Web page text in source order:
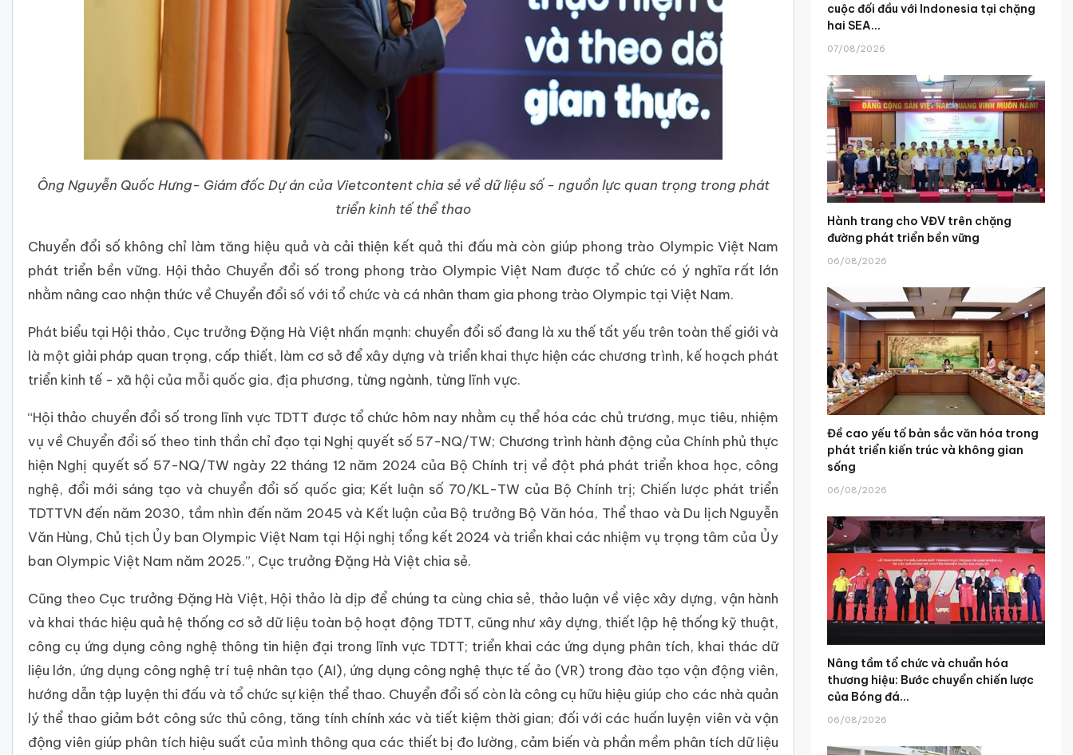
Ông Nguyễn Quốc Hưng- Giám đốc Dự án của Vietcontent chia sẻ về dữ liệu số - nguồn lực quan trọng trong phát
triển kinh tế thể thao
Chuyển đổi số không chỉ làm tăng hiệu quả và cải thiện kết quả thi đấu mà còn giúp phong trào Olympic Việt Nam
phát triển bền vững. Hội thảo Chuyển đổi số trong phong trào Olympic Việt Nam được tổ chức có ý nghĩa rất lớn
nhằm nâng cao nhận thức về Chuyển đổi số với tổ chức và cá nhân tham gia phong trào Olympic tại Việt Nam.
Phát biểu tại Hội thảo, Cục trưởng Đặng Hà Việt nhấn mạnh: chuyển đổi số đang là xu thế tất yếu trên toàn thế giới và
là một giải pháp quan trọng, cấp thiết, làm cơ sở để xây dựng và triển khai thực hiện các chương trình, kế hoạch phát
triển kinh tế - xã hội của mỗi quốc gia, địa phương, từng ngành, từng lĩnh vực.
“Hội thảo chuyển đổi số trong lĩnh vực TDTT được tổ chức hôm nay nhằm cụ thể hóa các chủ trương, mục tiêu, nhiệm
vụ về Chuyển đổi số theo tinh thần chỉ đạo tại Nghị quyết số 57-NQ/TW; Chương trình hành động của Chính phủ thực
hiện Nghị quyết số 57-NQ/TW ngày 22 tháng 12 năm 2024 của Bộ Chính trị về đột phá phát triển khoa học, công
nghệ, đổi mới sáng tạo và chuyển đổi số quốc gia; Kết luận số 70/KL-TW của Bộ Chính trị; Chiến lược phát triển
TDTTVN đến năm 2030, tầm nhìn đến năm 2045 và Kết luận của Bộ trưởng Bộ Văn hóa, Thể thao và Du lịch Nguyễn
Văn Hùng, Chủ tịch Ủy ban Olympic Việt Nam tại Hội nghị tổng kết 2024 và triển khai các nhiệm vụ trọng tâm của Ủy
ban Olympic Việt Nam năm 2025.”, Cục trưởng Đặng Hà Việt chia sẻ.
Cũng theo Cục trưởng Đặng Hà Việt, Hội thảo là dịp để chúng ta cùng chia sẻ, thảo luận về việc xây dựng, vận hành
và khai thác hiệu quả hệ thống cơ sở dữ liệu toàn bộ hoạt động TDTT, cũng như xây dựng, thiết lập hệ thống kỹ thuật,
công cụ ứng dụng công nghệ thông tin hiện đại trong lĩnh vực TDTT; triển khai các ứng dụng phân tích, khai thác dữ
liệu lớn, ứng dụng công nghệ trí tuệ nhân tạo (AI), ứng dụng công nghệ thực tế ảo (VR) trong đào tạo vận động viên,
hướng dẫn tập luyện thi đấu và tổ chức sự kiện thể thao. Chuyển đổi số còn là công cụ hữu hiệu giúp cho các nhà quản
lý thể thao giảm bớt công sức thủ công, tăng tính chính xác và tiết kiệm thời gian; đối với các huấn luyện viên và vận
động viên giúp phân tích hiệu suất của mình thông qua các thiết bị đo lường, cảm biến và phần mềm phân tích dữ liệu
cuộc đối đầu với Indonesia tại chặng
hai SEA...
07/08/2026
Hành trang cho VĐV trên chặng
đường phát triển bền vững
06/08/2026
Đề cao yếu tố bản sắc văn hóa trong
phát triển kiến trúc và không gian
sống
06/08/2026
Nâng tầm tổ chức và chuẩn hóa
thương hiệu: Bước chuyển chiến lược
của Bóng đá...
06/08/2026